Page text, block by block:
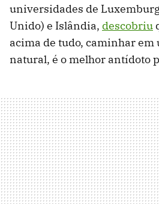
universidades de
Unido) e Islândia, descobriu
acima de tudo, caminhar em
natural, é o melhor antídoto